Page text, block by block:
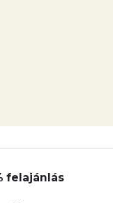
felajánlás